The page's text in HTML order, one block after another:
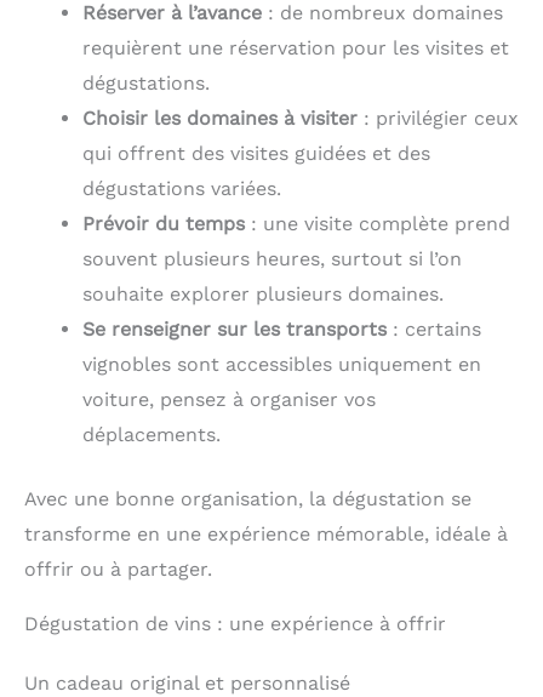
Réserver à l’avance : de nombreux domaines
requièrent une réservation pour les visites et
dégustations.
Choisir les domaines à visiter : privilégier ceux
qui offrent des visites guidées et des
dégustations variées.
Prévoir du temps : une visite complète prend
souvent plusieurs heures, surtout si l’on
souhaite explorer plusieurs domaines.
Se renseigner sur les transports : certains
vignobles sont accessibles uniquement en
voiture, pensez à organiser vos
déplacements.
Avec une bonne organisation, la dégustation se
transforme en une expérience mémorable, idéale à
offrir ou à partager.
Dégustation de vins : une expérience à offrir
Un cadeau original et personnalisé